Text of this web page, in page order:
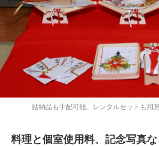
結納品も手配可能。レンタルセットも用
料理と個室使用料、記念写真な